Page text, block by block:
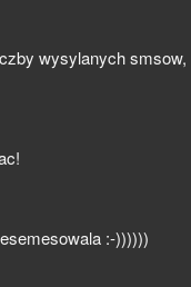
wysylanych smsow,
:-))))))